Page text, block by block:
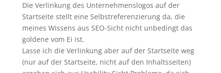
Die Verlinkung des Unternehmenslogos auf der
Startseite stellt eine Selbstreferenzierung da, die
meines Wissens aus SEO-Sicht nicht unbedingt das
goldene vom Ei ist.
Lasse ich die Verlinkung aber auf der Startseite weg
(nur auf der Startseite, nicht auf den Inhaltsseiten)